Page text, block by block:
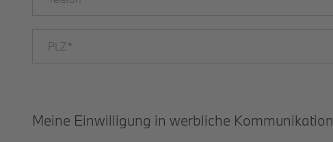
Meine Einwilligung in werbliche Kommunikation